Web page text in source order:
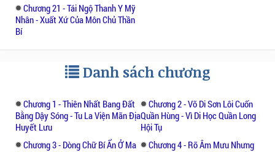
Chương 21 - Tái Ngộ Thanh Y Mỹ
Nhân - Xuất Xứ Của Môn Chủ Thần
Bí
Danh sách chương
Chương 1 - Thiên Nhất Bang Đất
Bằng Dậy Sóng - Tu La Viện Mãn Địa
Huyết Lưu
Chương 2 - Võ Di Sơn Lôi Cuốn
Quần Hùng - Vì Di Học Quần Long
Hội Tụ
Chương 3 - Dòng Chữ Bí Ẩn Ở Ma
Chương 4 - Rõ Âm Mưu Nhưng